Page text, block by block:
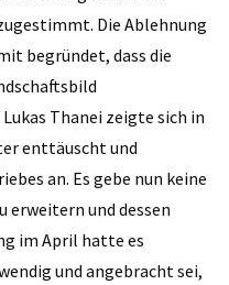
Die Ablehnung
begründet, dass die
Thanei zeigte sich in
enttäuscht und
an. Es gebe nun keine
erweitern und dessen
im April hatte es
und angebracht sei,